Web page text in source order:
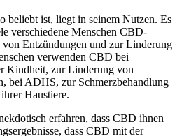
beliebt ist, liegt in seinem Nutzen. Es
verschiedene Menschen CBD-
Entzündungen und zur Linderung
verwenden CBD bei
Kindheit, zur Linderung von
bei ADHS, zur Schmerzbehandlung
Haustiere.
erfahren, dass CBD ihnen
dass CBD mit der